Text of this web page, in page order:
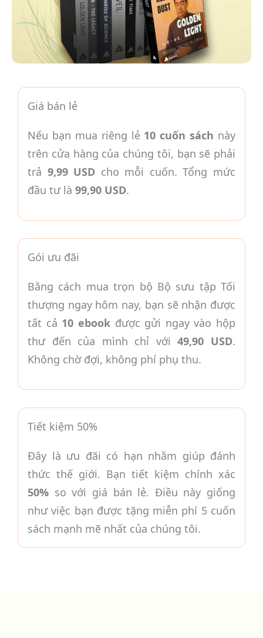
Giá bán lẻ
Nếu bạn mua riêng lẻ 10 cuốn sách này
trên cửa hàng của chúng tôi, bạn sẽ phải
trả 9,99 USD cho mỗi cuốn. Tổng mức
đầu tư là 99,90 USD.
Gói ưu đãi
Bằng cách mua trọn bộ Bộ sưu tập Tối
thượng ngay hôm nay, bạn sẽ nhận được
tất cả 10 ebookđược gửi ngay vào hộp
thư đến của mình chỉ với49,90 USD.
Không chờ đợi, không phí phụ thu.
Tiết kiệm 50%
Đây là ưu đãi có hạn nhằm giúp đánh
thức thế giới. Bạn tiết kiệm chính xác
50% so với giá bán lẻ. Điều này giống
như việc bạn được tặng miễn phí 5 cuốn
sách mạnh mẽ nhất của chúng tôi.